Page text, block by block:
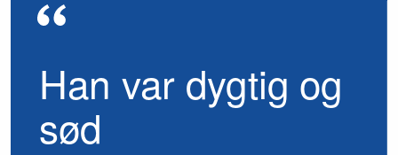
Han var dygtig og
sød